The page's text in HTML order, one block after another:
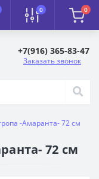
0 0
+7(916) 365-83-47
Заказать звонок
-Амаранта- 72 см
72 см